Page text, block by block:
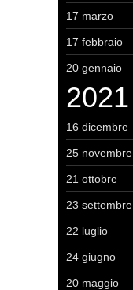
17 marzo
17 febbraio
20 gennaio
2021
16 dicembre
25 novembre
21 ottobre
23 settembre
22 luglio
24 giugno
20 maggio